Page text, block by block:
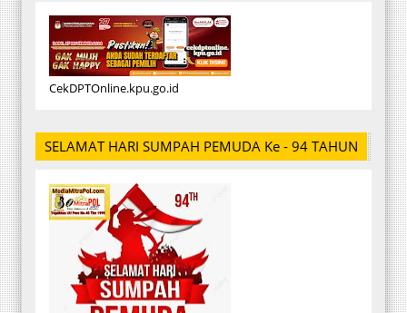
CekDPTOnline.kpu.go.id
SELAMAT HARI SUMPAH PEMUDA Ke - 94 TAHUN